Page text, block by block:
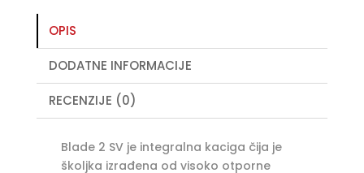
sjajno
perla
roza
količina
i
e
OPIS
DODATNE INFORMACIJE
RECENZIJE (0)
Blade 2 SV je integralna kaciga čija je
školjka izrađena od visoko otporne